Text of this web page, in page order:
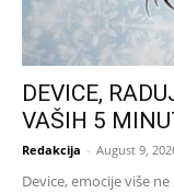
DEVICE,
VAŠIH 5
Redakcija - August 9,
Device, emocije više